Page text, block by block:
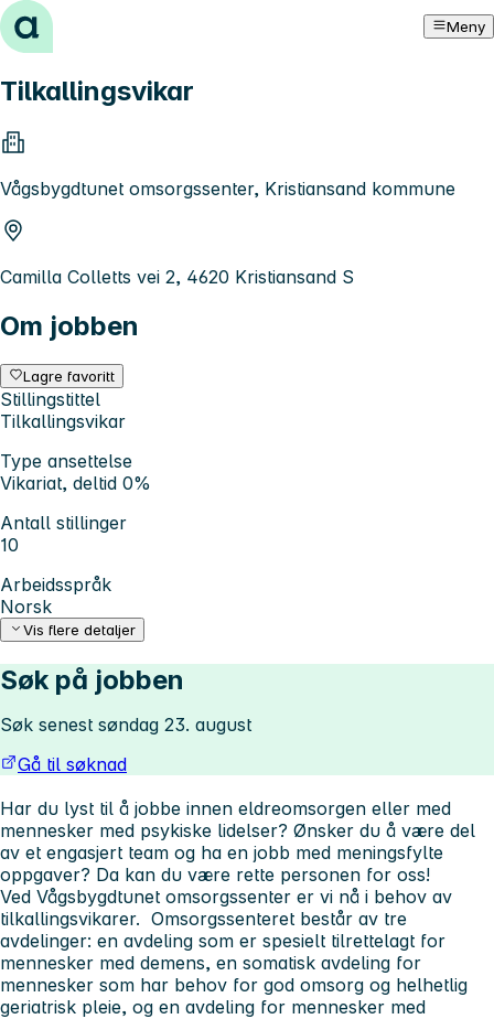
Hopp til innhold Meny
Tilkallingsvikar
Vågsbygdtunet omsorgssenter, Kristiansand kommune
Camilla Colletts vei 2, 4620 Kristiansand S
Om jobben
Lagre favoritt
Stillingstittel
Tilkallingsvikar
Type ansettelse
Vikariat, deltid 0%
Antall stillinger
10
Arbeidsspråk
Norsk
Vis flere detaljer
Søk på jobben
Søk senest søndag 23. august
Gå til søknad
Har du lyst til å jobbe innen eldreomsorgen eller med
mennesker med psykiske lidelser? Ønsker du å være del
av et engasjert team og ha en jobb med meningsfylte
oppgaver? Da kan du være rette personen for oss!
Ved Vågsbygdtunet omsorgssenter er vi nå i behov av
tilkallingsvikarer. Omsorgssenteret består av tre
avdelinger: en avdeling som er spesielt tilrettelagt for
mennesker med demens, en somatisk avdeling for
mennesker som har behov for god omsorg og helhetlig
geriatrisk pleie, og en avdeling for mennesker med